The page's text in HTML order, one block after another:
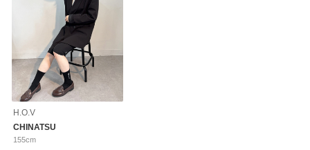
H.O.V
CHINATSU
155cm